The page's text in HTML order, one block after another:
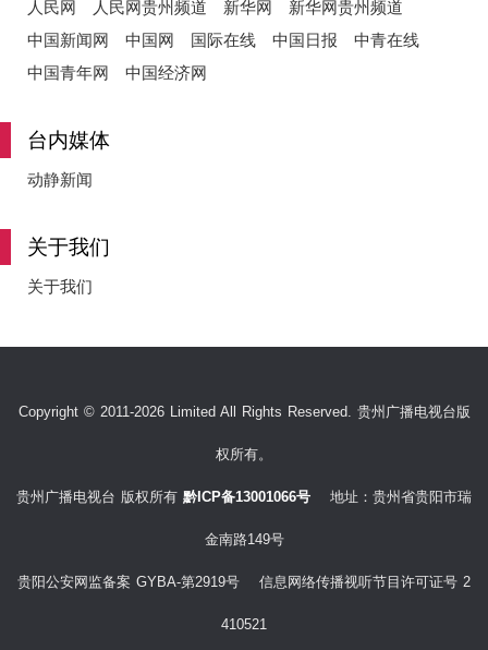
人民网 人民网贵州频道 新华网
新华网贵州频道
中国新闻网
中国网 国际在线 中国日报
中青在线
中国青年网
中国经济网
台内媒体
动静新闻
关于我们
关于我们
Copyright © 2011-2026 Limited All Rights Reserved. 贵州广播电视台版
权所有。
贵州广播电视台 版权所有 黔ICP备13001066号 地址：贵州省贵阳市瑞
金南路149号
贵阳公安网监备案 GYBA-第2919号 信息网络传播视听节目许可证号 2
410521